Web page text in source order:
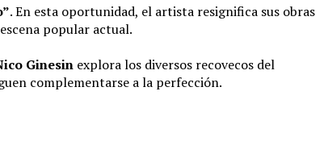
. En esta oportunidad, el artista resignifica sus obras
popular actual.
Ginesin explora los diversos recovecos del
complementarse a la perfección.